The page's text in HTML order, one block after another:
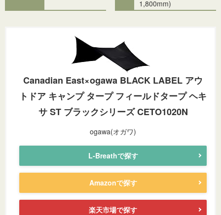
1,800mm)
Canadian East×ogawa BLACK LABEL アウ
トドア キャンプ タープ フィールドタープ ヘキ
サ ST ブラックシリーズ CETO1020N
ogawa(オガワ)
L-Breathで探す
Amazonで探す
楽天市場で探す